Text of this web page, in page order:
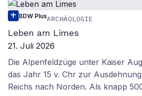
BDW PlusARCHÄOLOGIE
Leben am Limes
21. Juli 2026
Die Alpenfeldzüge unter Kaiser
das Jahr 15 v. Chr zur
Reichs nach Norden. Als knapp